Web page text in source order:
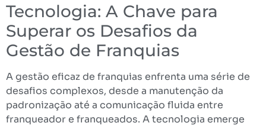
Tecnologia: A Chave para
Superar os Desafios da
Gestão de Franquias
A gestão eficaz de franquias enfrenta uma série de
desafios complexos, desde a manutenção da
padronização até a comunicação fluida entre
franqueador e franqueados. A tecnologia emerge